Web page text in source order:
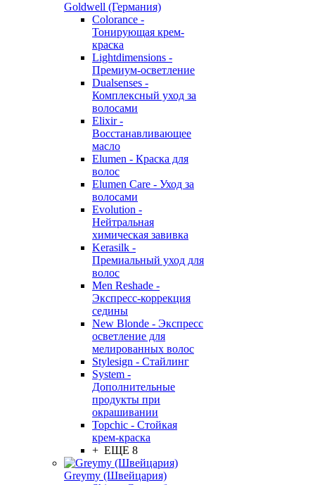
Goldwell (Германия)
Colorance -
Тонирующая крем-
краска
Lightdimensions -
Премиум-осветление
Dualsenses -
Комплексный уход за
волосами
Elixir -
Восстанавливающее
масло
Elumen - Краска для
волос
Elumen Care - Уход за
волосами
Evolution -
Нейтральная
химическая завивка
Kerasilk -
Премиальный уход для
волос
Men Reshade -
Экспресс-коррекция
седины
New Blonde - Экспресс
осветление для
мелированных волос
Stylesign - Стайлинг
System -
Дополнительные
продукты при
окрашивании
Topchic - Стойкая
крем-краска
+ ЕЩЕ 8
Greymy (Швейцария)